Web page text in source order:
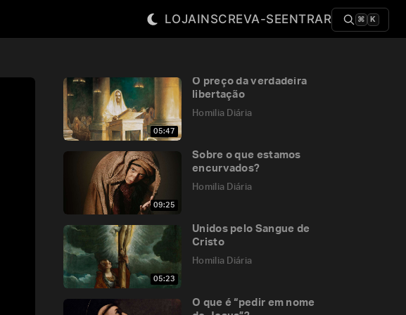
LOJAINSCREVA-SEENTRAR ⌘ K
05:47
O preço da verdadeira
libertação
Homilia Diária
09:25
Sobre o que estamos
encurvados?
Homilia Diária
05:23
Unidos pelo Sangue de
Cristo
Homilia Diária
O que é “pedir em nome